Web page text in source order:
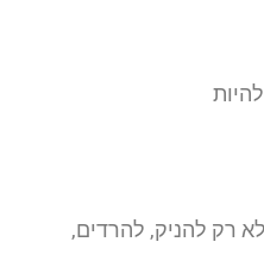
רק להניק, להרדים,